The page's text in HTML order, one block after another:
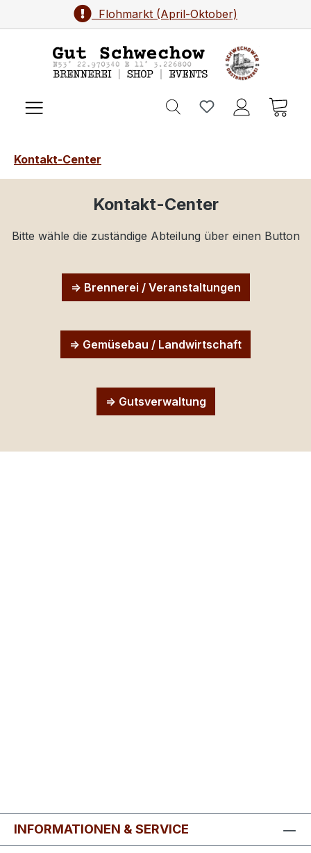
Zum Hauptinhalt springenFlohmarkt (April-Oktober)
Kontakt-Center
Kontakt-Center
Bitte wähle die zuständige Abteilung über einen Button
=> Brennerei / Veranstaltungen
=> Gemüsebau / Landwirtschaft
=> Gutsverwaltung
INFORMATIONEN & SERVICE